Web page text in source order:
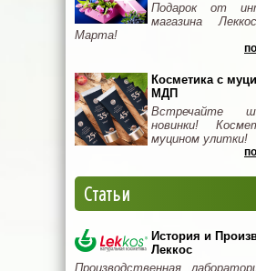
Подарок от
магазина
Марта!
Косметика с
МДП
Встречайте
новинки!
муцином улитки!
Статьи
История и
Леккос
Производственная